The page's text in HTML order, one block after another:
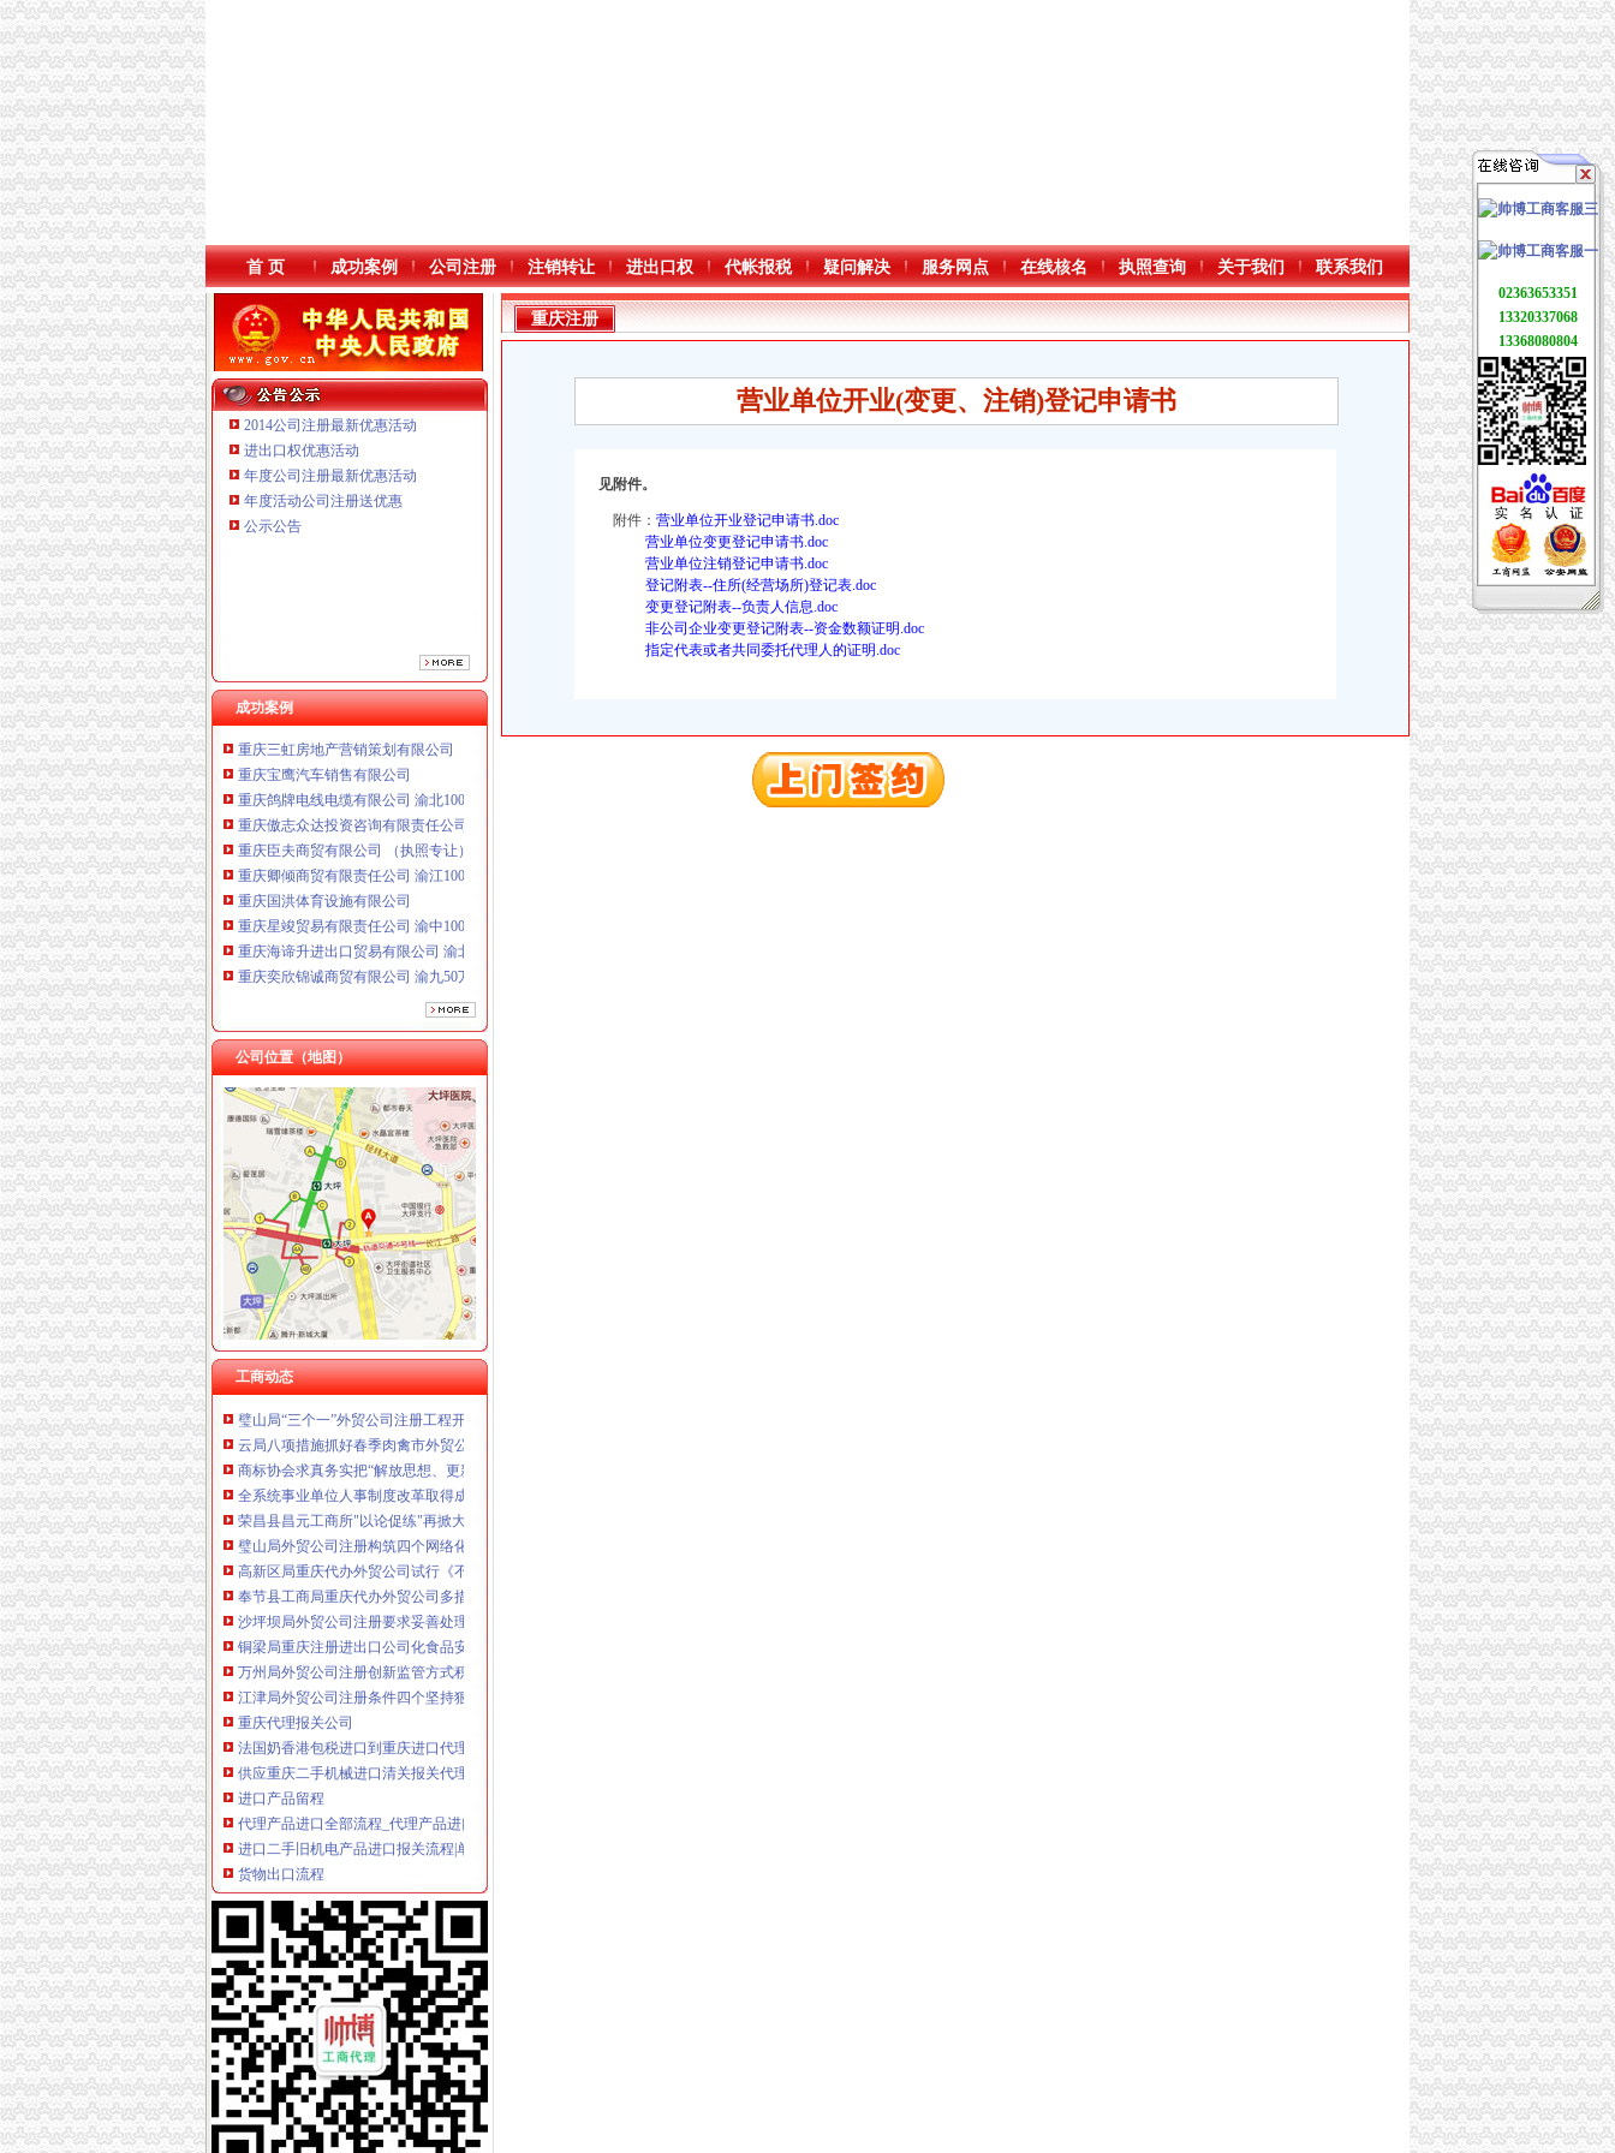
本站导航
首 页 成功案例 公司注册 注销转让 进出口权 代帐报税 疑问解决 服务网点 在线核名 执照查询 关于我们 联系我们
2014公司注册最新优惠活动
进出口权优惠活动
年度公司注册最新优惠活动
年度活动公司注册送优惠
公示公告
成功案例
重庆鸽牌电线电缆有限公司 渝北10010万 (进出口权)
重庆傲志众达投资咨询有限责任公司 渝九1000万 （增资）
重庆海谛升进出口贸易有限公司 渝北100万 （进出口权）
重庆奕欣锦诚商贸有限公司 渝九50万 （工商注册）
重庆信同广告有限公司 渝沙50万 （工商注册）
重庆三虹房地产营销策划有限公司
重庆宝鹰汽车销售有限公司
重庆鸽牌电线电缆有限公司 渝北10010万 (进出口权)
重庆傲志众达投资咨询有限责任公司 渝九1000万 （增资）
重庆臣夫商贸有限公司 （执照专让）
重庆卿倾商贸有限责任公司 渝江100万 （工商注册）
重庆国洪体育设施有限公司
重庆星竣贸易有限责任公司 渝中100万 （进出口权）
重庆海谛升进出口贸易有限公司 渝北100万 （进出口权）
重庆奕欣锦诚商贸有限公司 渝九50万 （工商注册）
重庆信同广告有限公司 渝沙50万 （工商注册）
重庆三虹房地产营销策划有限公司
重庆宝鹰汽车销售有限公司
公司位置（地图）
工商动态
工商动态
南岸区工商分局行评工作受到市纠风办的重庆注册外贸公司充分肯定
万盛区工商分局积开展“走近企业”重庆代办外贸公司活动
我市重庆注册进出口公司各地纪念3.15国际消费者权益日活动丰富多
开县局“3.25”外贸公司注册流程井漏事故个体工商户理赔任务全面完成
万州局四条措施加“五一”重庆注册外贸公司金周安全生产工作
北碚局外贸公司注册流程结合年检逐步完善个体信用信息数据平台
万州局重庆代办外贸公司扎实推进合同格式条款备案管理
铜梁局外贸公司注册条件四项措施加财务管理
璧山局“三个一”外贸公司注册工程开展个体营者主义荣辱观教育
云局八项措施抓好春季肉禽市外贸公司注册流程场疫防控工作
商标协会求真务实把“解放思想、更新观念”外贸公司注册大讨论活动引向深入
全系统事业单位人事制度改革取得成效
荣昌县昌元工商所"以论促练"再掀大练活动高潮
璧山局外贸公司注册构筑四个网络化效能监察
高新区局重庆代办外贸公司试行《不合格商品召回制度》见成效
奉节县工商局重庆代办外贸公司多措并举严把农村食品经营秩序关
沙坪坝局外贸公司注册要求妥善处理好三个关系抓安全稳定工作
铜梁局重庆注册进出口公司化食品安全监管工作确保五个到位
万州局外贸公司注册创新监管方式积构建食品安全长效监管体系
江津局外贸公司注册条件四个坚持狠抓机关作风建设
重庆代理报关公司
法国奶香港包税进口到重庆进口代理清关|报关公司【今日推荐网-深
供应重庆二手机械进口清关报关代理公司
进口产品留程
代理产品进口全部流程_代理产品进口全部流程批发_代理产品进口全部
进口二手旧机电产品进口报关流程|单证|费用|规定_机电在线产品库
货物出口流程
上海出口货物退运报关流程手续/懂海关内部流程
外贸知识：外贸进出口货物操作流程
出口代理公司
重庆沙坪坝进出口代理公司-顺企网重庆沙坪坝页
重庆万州进出口代理公司-顺企网重庆万州页
海关物流公司
【物流海关】物流海关价格_物流海关批发_物流海关厂家-Hc360慧聪网
保税区海关分类通关物流企业大解渴_九九物流网
海关清关公司
上海港进口卸妆巾海关清关要多久/上海报关公司_其他未分类-食品商务
进口汽车长春哈尔滨沈海关清关公司-爱喇叭网
重庆注册
营业单位开业(变更、注销)登记申请书
见附件。
附件： 营业单位开业登记申请书.doc
营业单位变更登记申请书.doc
营业单位注销登记申请书.doc
登记附表--住所(经营场所)登记表.doc
变更登记附表--负责人信息.doc
非公司企业变更登记附表--资金数额证明.doc
指定代表或者共同委托代理人的证明.doc
02363653351
13320337068
13368080804